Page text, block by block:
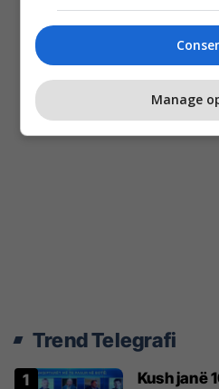
Trend Telegrafi
Kush janë
Manage